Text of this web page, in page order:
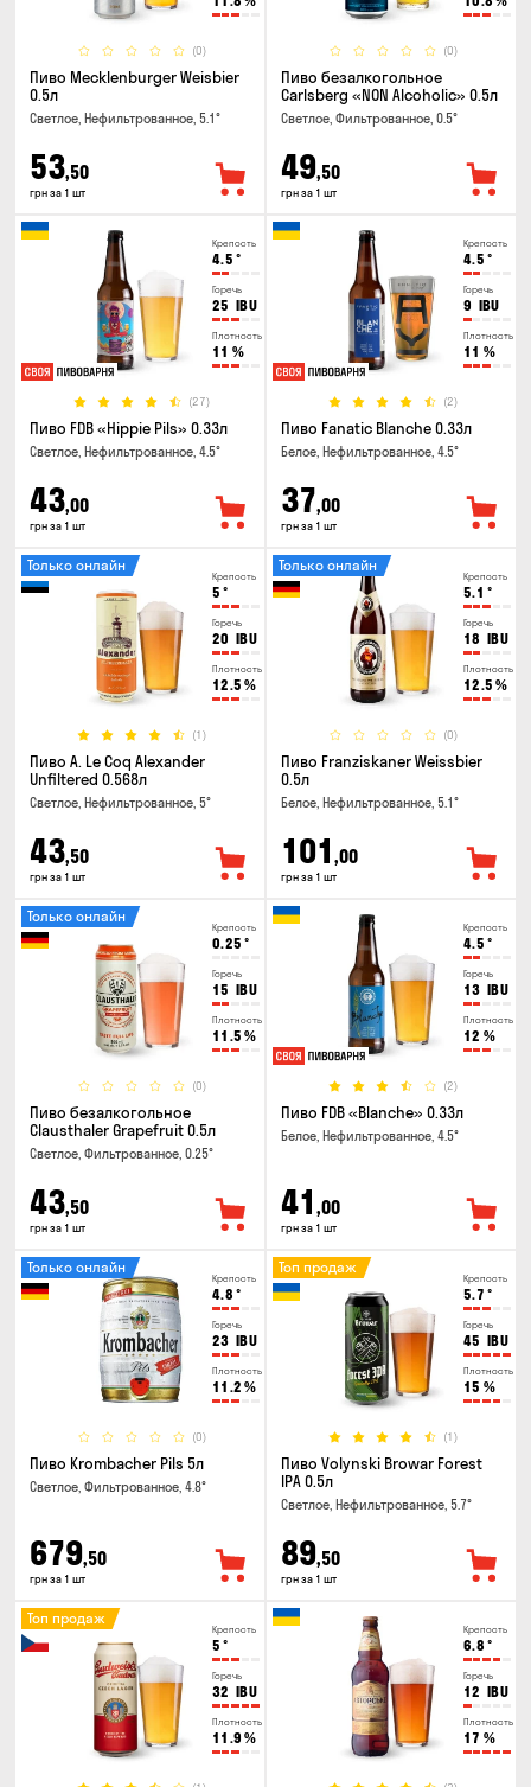
(0)
Пиво Mecklenburger Weisbier
0.5л
Светлое, Нефильтрованное, 5.1°
53,50
грн за 1 шт
(0)
Пиво безалкогольное
Carlsberg «NON Alcoholic» 0.5л
Светлое, Фильтрованное, 0.5°
49,50
грн за 1 шт
Крепость
4.5 °
Горечь
25 IBU
Плотность
11 %
(27)
Пиво FDB «Hippie Pils» 0.33л
Светлое, Нефильтрованное, 4.5°
43,00
грн за 1 шт
Крепость
4.5 °
Горечь
9 IBU
Плотность
11 %
(2)
Пиво Fanatic Blanche 0.33л
Белое, Нефильтрованное, 4.5°
37,00
грн за 1 шт
Крепость
5 °
Горечь
20 IBU
Плотность
12.5 %
(1)
Только онлайн
Пиво A. Le Coq Alexander
Unfiltered 0.568л
Светлое, Нефильтрованное, 5°
43,50
грн за 1 шт
Крепость
5.1 °
Горечь
18 IBU
Плотность
12.5 %
(0)
Только онлайн
Пиво Franziskaner Weissbier
0.5л
Белое, Нефильтрованное, 5.1°
101 ,00
грн за 1 шт
Крепость
0.25 °
Горечь
15 IBU
Плотность
11.5 %
(0)
Только онлайн
Пиво безалкогольное
Clausthaler Grapefruit 0.5л
Светлое, Фильтрованное, 0.25°
43,50
грн за 1 шт
Крепость
4.5 °
Горечь
13 IBU
Плотность
12 %
(2)
Пиво FDB «Blanche» 0.33л
Белое, Нефильтрованное, 4.5°
41 ,00
грн за 1 шт
Крепость
4.8 °
Горечь
23 IBU
Плотность
11.2 %
(0)
Только онлайн
Пиво Krombacher Pils 5л
Светлое, Фильтрованное, 4.8°
679,50
грн за 1 шт
Крепость
5.7 °
Горечь
45 IBU
Плотность
15 %
(1)
Топ продаж
Пиво Volynski Browar Forest
IPA 0.5л
Светлое, Нефильтрованное, 5.7°
89,50
грн за 1 шт
Крепость
5 °
Горечь
32 IBU
Плотность
11.9 %
Топ продаж
Крепость
6.8 °
Горечь
12 IBU
Плотность
17 %